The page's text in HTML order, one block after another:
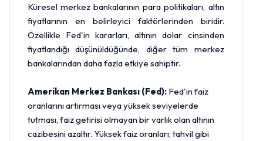
Küresel merkez bankalarının para politikaları, altın
fiyatlarının en belirleyici faktörlerinden biridir.
Özellikle Fed'in kararları, altının dolar cinsinden
fiyatlandığı düşünüldüğünde, diğer tüm merkez
bankalarından daha fazla etkiye sahiptir.
Amerikan Merkez Bankası (Fed): Fed'in faiz
oranlarını artırması veya yüksek seviyelerde
tutması, faiz getirisi olmayan bir varlık olan altının
cazibesini azaltır. Yüksek faiz oranları, tahvil gibi